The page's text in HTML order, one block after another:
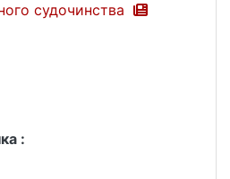
судочинства
: